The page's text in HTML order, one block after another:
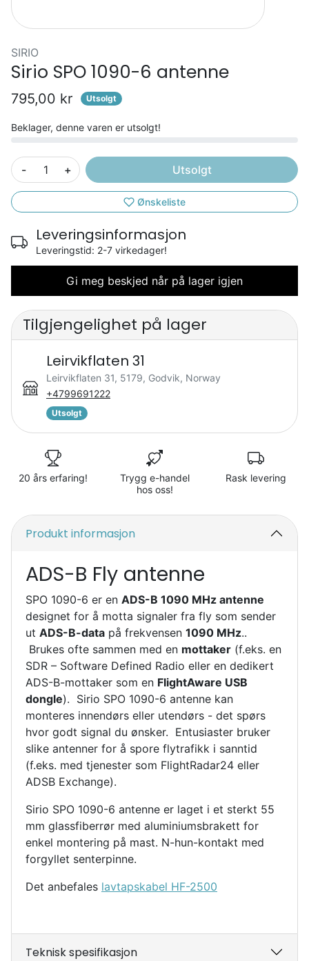
SIRIO
Sirio SPO 1090-6 antenne
795,00 kr Utsolgt
Beklager, denne varen er utsolgt!
- + Utsolgt
Ønskeliste
Leveringsinformasjon
Leveringstid: 2-7 virkedager!
Gi meg beskjed når på lager igjen
Tilgjengelighet på lager
Leirvikflaten 31
Leirvikflaten 31, 5179, Godvik, Norway
+4799691222
Utsolgt
20 års erfaring!
Trygg e-handel
hos oss!
Rask levering
Produkt informasjon
ADS-B Fly antenne
SPO 1090-6 er en ADS-B 1090 MHz antenne
designet for å motta signaler fra fly som sender
ut ADS-B-data på frekvensen 1090 MHz..
Brukes ofte sammen med en mottaker (f.eks. en
SDR – Software Defined Radio eller en dedikert
ADS-B-mottaker som en FlightAware USB
dongle). Sirio SPO 1090-6 antenne kan
monteres innendørs eller utendørs - det spørs
hvor godt signal du ønsker. Entusiaster bruker
slike antenner for å spore flytrafikk i sanntid
(f.eks. med tjenester som FlightRadar24 eller
ADSB Exchange).
Sirio SPO 1090-6 antenne er laget i et sterkt 55
mm glassfiberrør med aluminiumsbrakett for
enkel montering på mast. N-hun-kontakt med
forgyllet senterpinne.
Det anbefales lavtapskabel HF-2500
Teknisk spesifikasjon